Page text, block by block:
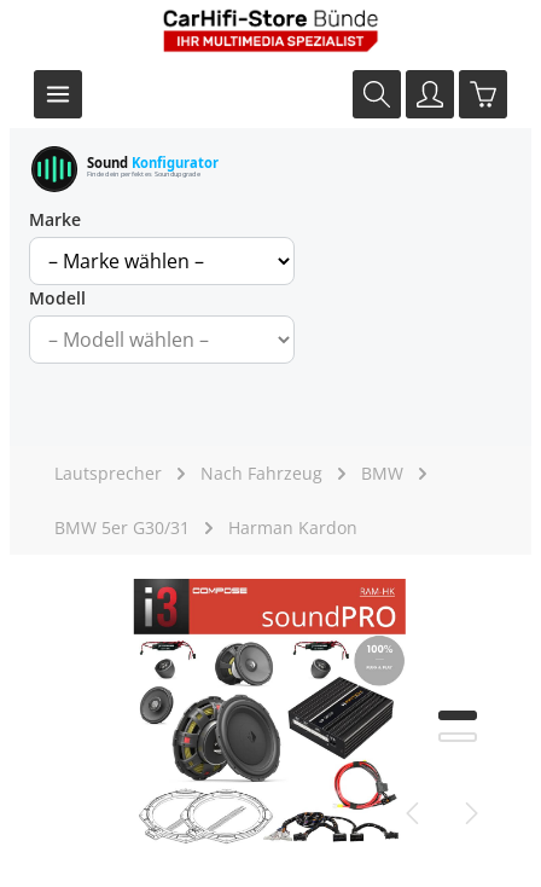
Sound Konfigurator
Finde dein perfektes Soundupgrade
Marke
Modell
Lautsprecher Nach Fahrzeug BMW
BMW 5er G30/31 Harman Kardon